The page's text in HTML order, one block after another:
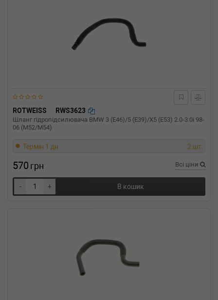
ROTWEISS RWS3623
Шланг гідропідсилювача BMW 3 (E46)/5 (E39)/X5 (E53) 2.0-3.0i 98-
06 (M52/M54)
Термін 1 дн. 2 шт.
570 грн Всі ціни
- + В кошик